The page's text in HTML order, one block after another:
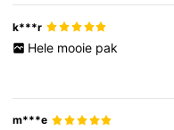
k***r
Hele mooie pak
m***e